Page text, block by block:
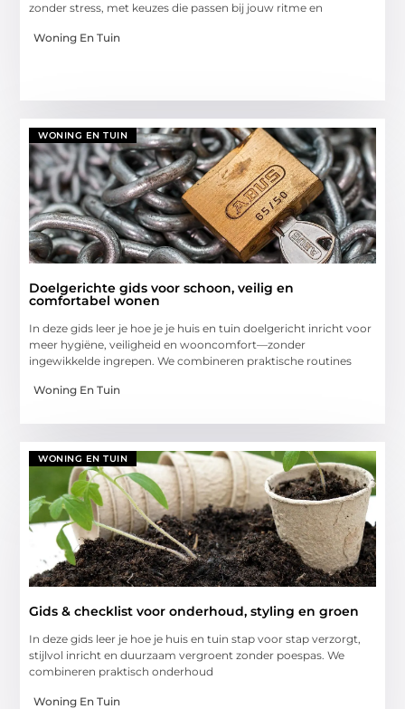
zonder stress, met keuzes die passen bij jouw ritme en
Woning En Tuin
WONING EN TUIN
Doelgerichte gids voor schoon, veilig en
comfortabel wonen
In deze gids leer je hoe je je huis en tuin doelgericht inricht voor
meer hygiëne, veiligheid en wooncomfort—zonder
ingewikkelde ingrepen. We combineren praktische routines
Woning En Tuin
WONING EN TUIN
Gids & checklist voor onderhoud, styling en groen
In deze gids leer je hoe je huis en tuin stap voor stap verzorgt,
stijlvol inricht en duurzaam vergroent zonder poespas. We
combineren praktisch onderhoud
Woning En Tuin